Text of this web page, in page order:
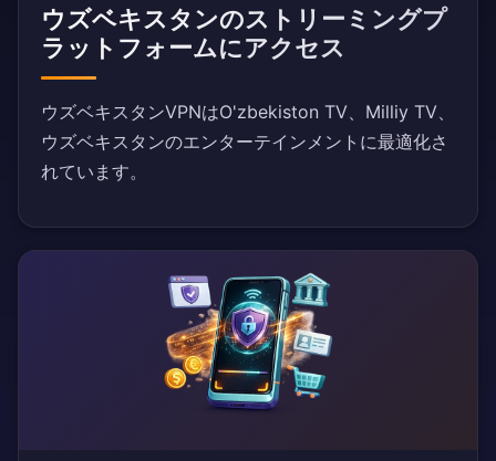
ウズベキスタンのストリーミングプ
ラットフォームにアクセス
ウズベキスタンVPNはO'zbekiston TV、Milliy TV、
ウズベキスタンのエンターテインメントに最適化さ
れています。